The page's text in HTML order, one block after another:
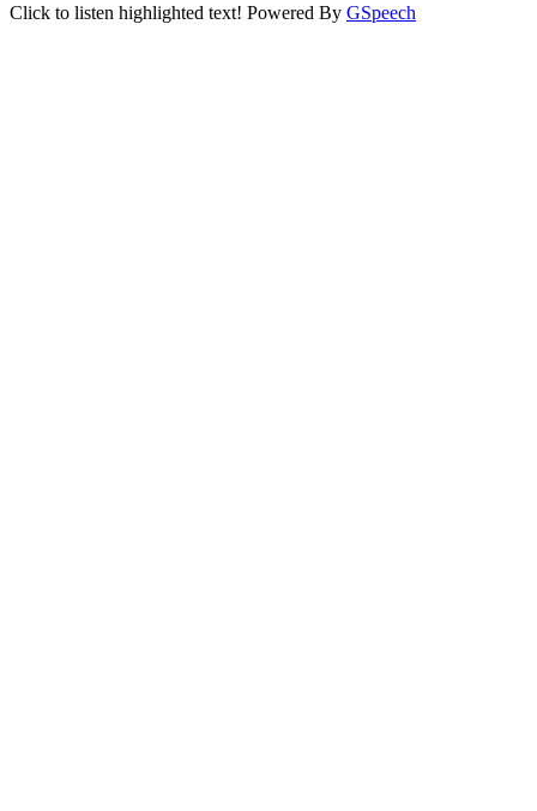
Click to listen highlighted text! Powered By GSpeech